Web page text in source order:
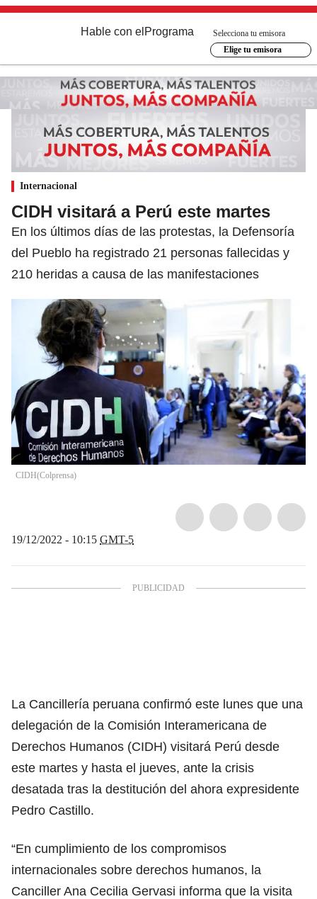
Hable con el Programa
Selecciona tu emisora
Elige tu emisora
Internacional
CIDH visitará a Perú este martes
En los últimos días de las protestas, la Defensoría
del Pueblo ha registrado 21 personas fallecidas y
210 heridas a causa de las manifestaciones
CIDH(Colprensa)
19/12/2022 - 10:15 GMT-5
La Cancillería peruana confirmó este lunes que una
delegación de la Comisión Interamericana de
Derechos Humanos (CIDH) visitará Perú desde
este martes y hasta el jueves, ante la crisis
desatada tras la destitución del ahora expresidente
Pedro Castillo.
“En cumplimiento de los compromisos
internacionales sobre derechos humanos, la
Canciller Ana Cecilia Gervasi informa que la visita